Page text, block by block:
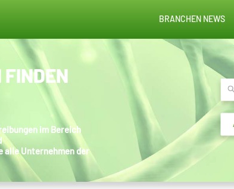
BRANCHEN NEWS
FINDEN
im Bereich
alle Unternehmen der